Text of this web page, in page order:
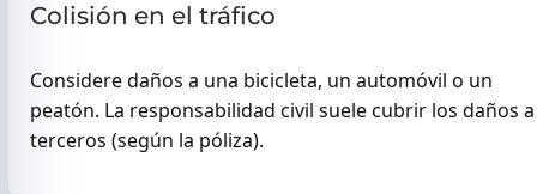
Colisión en el tráfico
Considere daños a una bicicleta, un automóvil o un
peatón. La responsabilidad civil suele cubrir los daños a
terceros (según la póliza).